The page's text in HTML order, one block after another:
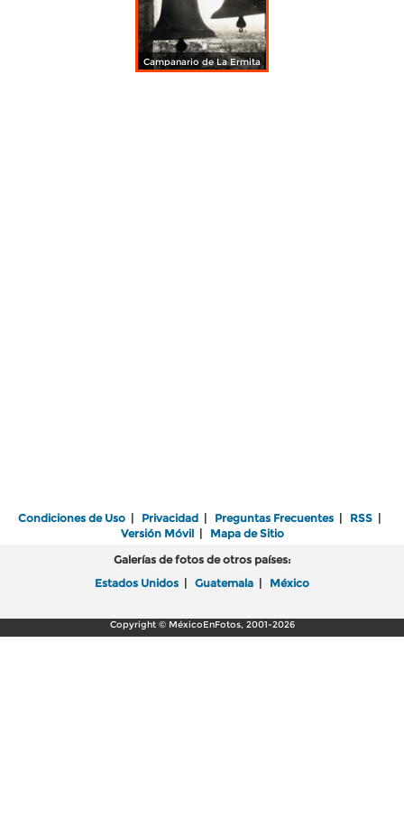
Campanario de La Ermita
Condiciones de Uso | Privacidad | Preguntas Frecuentes | RSS |
Versión Móvil| Mapa de Sitio
Galerías de fotos de otros países:
Estados Unidos | Guatemala | México
Copyright © MéxicoEnFotos, 2001-2026